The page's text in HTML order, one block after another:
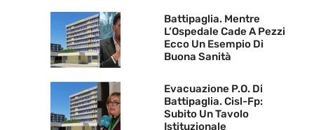
Battipaglia. Mentre
L’Ospedale Cade A Pezzi
Ecco Un Esempio Di
Buona Sanità
Evacuazione P.O. Di
Battipaglia. Cisl-Fp:
Subito Un Tavolo
Istituzionale